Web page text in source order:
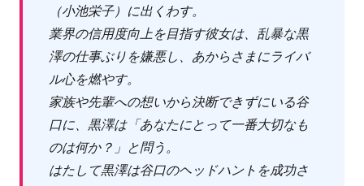
（小池栄子）に出くわす。
業界の信用度向上を目指す彼女は、乱暴な黒
澤の仕事ぶりを嫌悪し、あからさまにライバ
ル心を燃やす。
家族や先輩への想いから決断できずにいる谷
口に、黒澤は「あなたにとって一番大切なも
のは何か？」と問う。
はたして黒澤は谷口のヘッドハントを成功さ